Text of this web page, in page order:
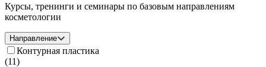
Курсы, тренинги и семинары по базовым направлениям
косметологии
Направление
Контурная пластика
(11)